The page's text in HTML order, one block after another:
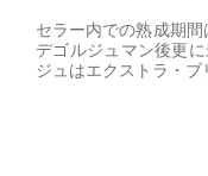
セラー内での熟成期間
デゴルジュマン後更
ジュはエクストラ・ブ